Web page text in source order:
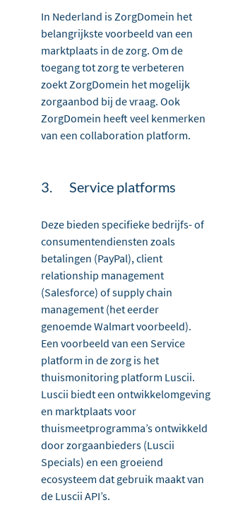
In Nederland is ZorgDomein het
belangrijkste voorbeeld van een
marktplaats in de zorg. Om de
toegang tot zorg te verbeteren
zoekt ZorgDomein het mogelijk
zorgaanbod bij de vraag. Ook
ZorgDomein heeft veel kenmerken
van een collaboration platform.
3.	Service platforms
Deze bieden specifieke bedrijfs- of
consumentendiensten zoals
betalingen (PayPal), client
relationship management
(Salesforce) of supply chain
management (het eerder
genoemde Walmart voorbeeld).
Een voorbeeld van een Service
platform in de zorg is het
thuismonitoring platform Luscii.
Luscii biedt een ontwikkelomgeving
en marktplaats voor
thuismeetprogramma’s ontwikkeld
door zorgaanbieders (Luscii
Specials) en een groeiend
ecosysteem dat gebruik maakt van
de Luscii API’s.